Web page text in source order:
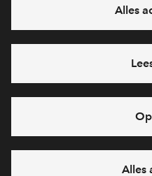
Heb je een vraag en wil je